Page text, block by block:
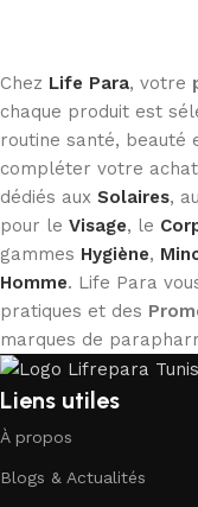
Chez Life Para, votre
chaque produit est
routine santé, beauté
compléter votre
dédiés aux Solaires,
pour le Visage, le
gammes Hygiène,
Homme. Life Para
pratiques et des
marques de
Liens utiles
À propos
Blogs & Actualités